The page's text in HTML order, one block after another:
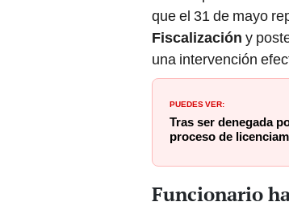
que el 31 de mayo
Fiscalización y
una intervención
PUEDES VER:
Tras ser denegada
proceso de
Funcionario